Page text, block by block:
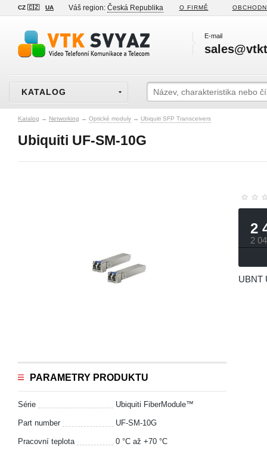
CZ 🇨🇿 UA Váš region: Česká Republika O FIRMĚ
E-mail
KATALOG
Katalog → Networking → Optické moduly → Ubiquiti SFP Transceivers
Ubiquiti UF-SM-10G
PARAMETRY PRODUKTU
Série Ubiquiti FiberModule™
Part number UF-SM-10G
Pracovní teplota 0 °С až +70 °C
2
2
UBNT